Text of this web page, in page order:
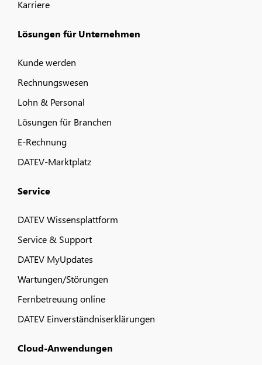
Karriere
Lösungen für Unternehmen
Kunde werden
Rechnungswesen
Lohn & Personal
Lösungen für Branchen
E-Rechnung
DATEV-Marktplatz
Service
DATEV Wissensplattform
Service & Support
DATEV MyUpdates
Wartungen/Störungen
Fernbetreuung online
DATEV Einverständniserklärungen
Cloud-Anwendungen